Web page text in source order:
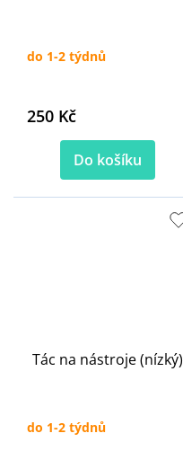
do 1-2 týdnů
250 Kč
Do košíku
Tác na nástroje (nízký)
do 1-2 týdnů